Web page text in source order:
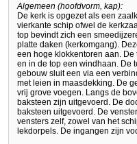
Algemeen (hoofdvorm, kap):
De kerk is opgezet als een
vierkante schip ofwel de
top bevindt zich een
platte daken (kerkomgang).
een hoge klokkentoren aan.
en in de top een windhaan. De
gebouw sluit een via een
met leien in maasdekking. De
vrij grove voegen. Langs de
baksteen zijn uitgevoerd. De
baksteen uitgevoerd. De
vensters zelf, zowel van het
lekdorpels. De ingangen zijn